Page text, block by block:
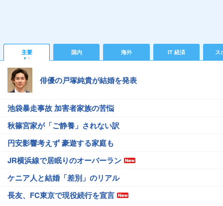
主要 国内 海外 IT 経済 ス
俳優の戸塚純貴が結婚を発表
池袋暴走事故 加害者家族の苦悩
秋篠宮家が「ご静養」されない訳
円安影響考えず 豪遊する家庭も
JR横浜線で居眠りのオーバーラン
ケニア人と結婚「差別」のリアル
長友、FC東京で現役続行を宣言